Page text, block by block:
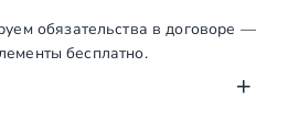
обязательства в договоре —
бесплатно.